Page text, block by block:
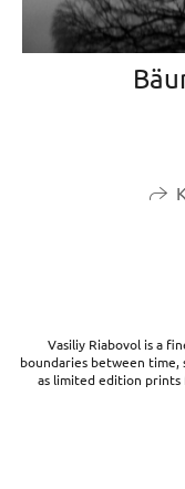
Vasiliy Riabovol is a
boundaries between time,
as limited edition